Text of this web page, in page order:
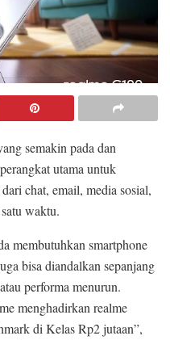
semakin pada dan
utama untuk
chat, email, media sosial,
waktu.
membutuhkan smartphone
bisa diandalkan sepanjang
performa menurun.
menghadirkan realme
di Kelas Rp2 jutaan”,